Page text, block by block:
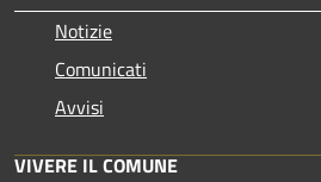
Notizie
Comunicati
Avvisi
VIVERE IL COMUNE